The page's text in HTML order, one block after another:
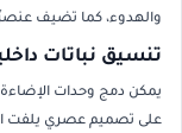
والهدوء، كما تضيف
تنسيق نباتات
يمكن دمج وحدات الإضاءة
على تصميم عصري يلفت